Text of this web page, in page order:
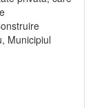
Municipiul